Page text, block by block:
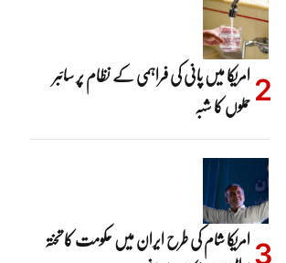
امریکا میں پانی کی فراہمی کے نظام پر سائبر
حملوں کا شبہ
امریکا شام کی طرح ایران میں حکومت کا تختہ